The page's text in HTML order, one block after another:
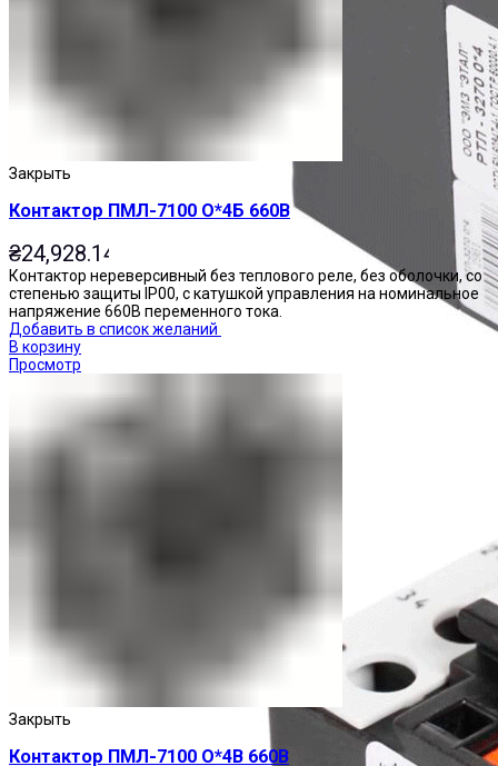
Закрыть
Контактор ПМЛ-7100 О*4Б 660В
₴24,928.14
Контактор нереверсивный без теплового реле, без оболочки, со
степенью защиты IP00, с катушкой управления на номинальное
напряжение 660В переменного тока.
Добавить в список желаний
В корзину
Просмотр
Закрыть
Контактор ПМЛ-7100 О*4В 660В